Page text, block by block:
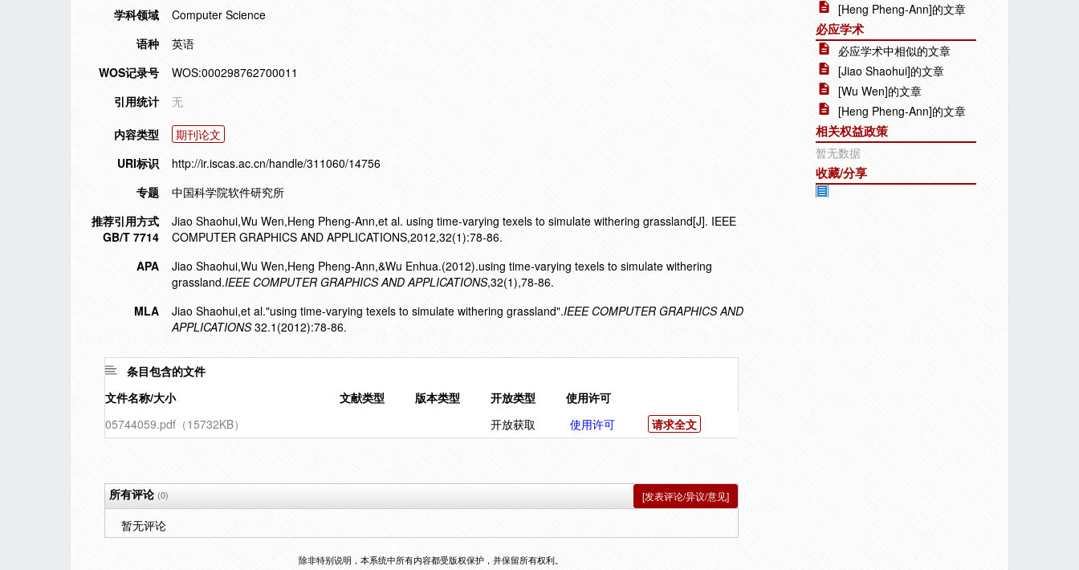
学科领域
Computer Science
语种
英语
WOS记录号
WOS:000298762700011
引用统计
无
内容类型
期刊论文
URI标识
http://ir.iscas.ac.cn/handle/311060/14756
专题
中国科学院软件研究所
推荐引用方式
GB/T 7714
Jiao Shaohui,Wu Wen,Heng Pheng-Ann,et al. using time-varying texels to simulate withering grassland[J]. IEEE
COMPUTER GRAPHICS AND APPLICATIONS,2012,32(1):78-86.
APA
Jiao Shaohui,Wu Wen,Heng Pheng-Ann,&Wu Enhua.(2012).using time-varying texels to simulate withering
grassland.IEEE COMPUTER GRAPHICS AND APPLICATIONS,32(1),78-86.
MLA
Jiao Shaohui,et al."using time-varying texels to simulate withering grassland".IEEE COMPUTER GRAPHICS AND
APPLICATIONS32.1(2012):78-86.
条目包含的文件
文件名称/大小
文献类型 版本类型 开放类型
使用许可
05744059.pdf（15732KB）
开放获取 使用许可 请求全文
[Heng Pheng-Ann]的文章
必应学术
必应学术中相似的文章
[Jiao Shaohui]的文章
[Wu Wen]的文章
[Heng Pheng-Ann]的文章
相关权益政策
暂无数据
收藏/分享
所有评论(0) [发表评论/异议/意见]
暂无评论
除非特别说明，本系统中所有内容都受版权保护，并保留所有权利。